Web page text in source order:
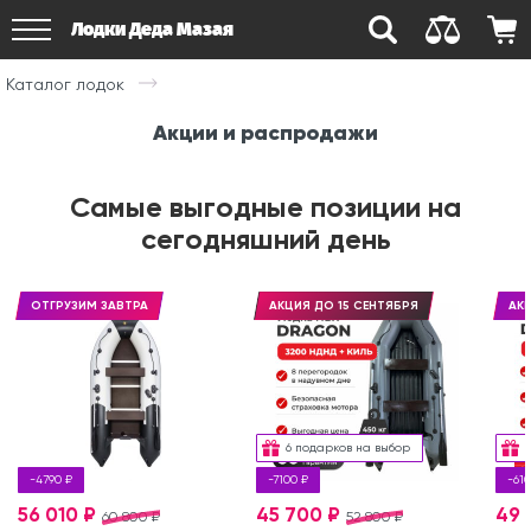
Лодки Деда Мазая
Каталог лодок
Акции и распродажи
Самые выгодные позиции на
сегодняшний день
-4790 ₽
ОТГРУЗИМ ЗАВТРА
60 800 ₽
56 010 ₽
6 подарков на выбор
-7100 ₽
АКЦИЯ ДО 15 СЕНТЯБРЯ
52 800 ₽
45 700 ₽
-
49